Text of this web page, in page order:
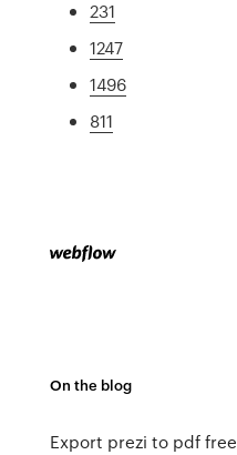
231
1247
1496
811
On the blog
Export prezi to pdf free